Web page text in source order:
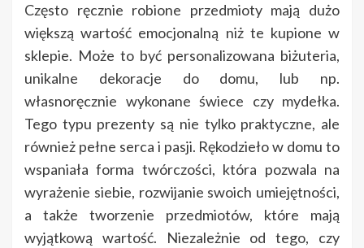
Często ręcznie robione przedmioty mają dużo
większą wartość emocjonalną niż te kupione w
sklepie. Może to być personalizowana biżuteria,
unikalne dekoracje do domu, lub np.
własnoręcznie wykonane świece czy mydełka.
Tego typu prezenty są nie tylko praktyczne, ale
również pełne serca i pasji. Rękodzieło w domu to
wspaniała forma twórczości, która pozwala na
wyrażenie siebie, rozwijanie swoich umiejętności,
a także tworzenie przedmiotów, które mają
wyjątkową wartość. Niezależnie od tego, czy